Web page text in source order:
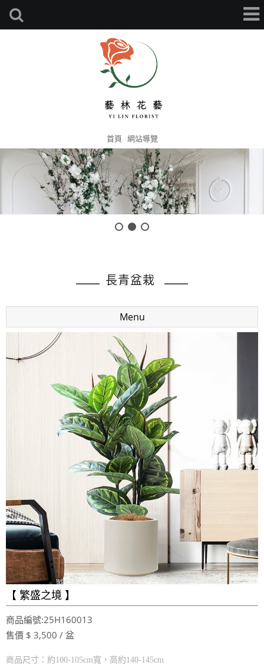
首頁 網站導覽
長青盆栽
Menu
【 繁盛之境 】
商品編號:25H160013
售價 $ 3,500 / 盆
商品尺寸：約100-105cm寬，高約140-145cm